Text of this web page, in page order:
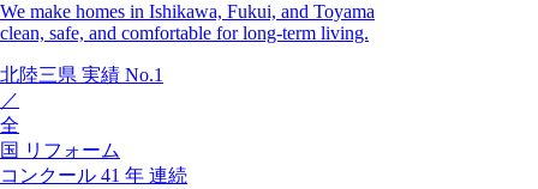
We make homes in Ishikawa, Fukui, and Toyama
clean, safe, and comfortable for long-term living.
北陸三県 実績 No.1
／
全
国 リフォーム
コンクール 41 年 連続